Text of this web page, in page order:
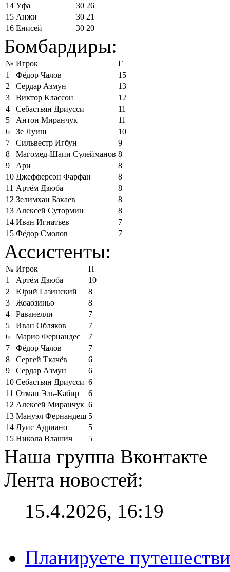
14 Уфа 30 26
15 Анжи 30 21
16 Енисей 30 20
Бомбардиры:
№ Игрок
Г
1
Фёдор Чалов
15
2
Сердар Азмун
13
3
Виктор Классон
12
4
Себастьян Дриусси
11
5
Антон Миранчук
11
6
Зе Луиш
10
7
Сильвестр Игбун
9
8
Магомед-Шапи Сулейманов 8
9
Ари
8
10 Джефферсон Фарфан
8
11 Артём Дзюба
8
12 Зелимхан Бакаев
8
13 Алексей Сутормин
8
14 Иван Игнатьев
7
15 Фёдор Смолов 7
Ассистенты:
№ Игрок
П
1
Артём Дзюба
10
2
Юрий Газинский
8
3
Жоаозиньо
8
4
Раванелли
7
5
Иван Обляков
7
6
Марио Фернандес
7
7
Фёдор Чалов
7
8
Сергей Ткачёв
6
9
Сердар Азмун
6
10 Себастьян Дриусси 6
11 Отман Эль-Кабир
6
12 Алексей Миранчук 6
13 Мануэл Фернандеш 5
14 Луис Адриано
5
15 Никола Влашич 5
Наша группа Вконтакте
Лента новостей:
15.4.2026, 16:19
Планируете